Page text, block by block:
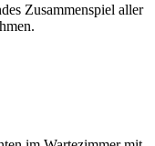
Zusammenspiel aller